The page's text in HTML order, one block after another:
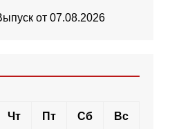
от 07.08.2026
Чт Пт Сб Вс